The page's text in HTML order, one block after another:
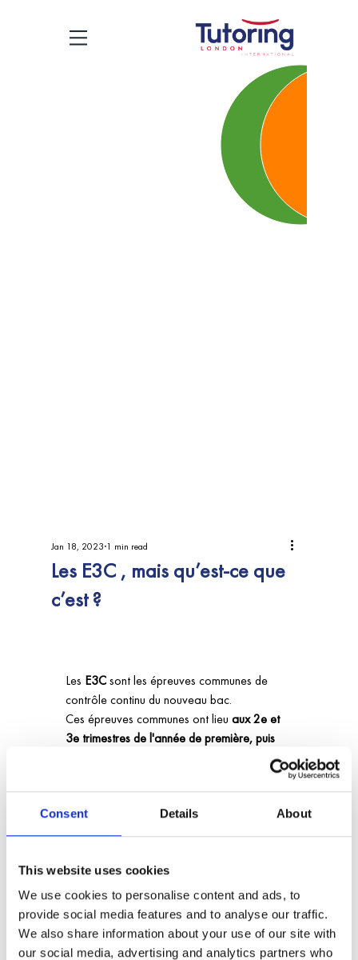
Consent Details About
This website uses cookies
We use cookies to personalise content and ads, to
provide social media features and to analyse our traffic.
We also share information about your use of our site with
our social media, advertising and analytics partners who
Les E3C , mais qu’est-ce que
c’est ?
Jan 18, 2023 1 min read
Les E3C sont les épreuves communes de
contrôle continu du nouveau bac.
Ces épreuves communes ont lieu aux 2e et
3e trimestres de l'année de première, puis
Ces épreuves comptent pour 30% de la
note finale de bac.
Pour garantir l'égalité entre les candidats et
nationale numérique de sujets"
place, les copies anonymes sont corrigées
par d'autres professeurs que ceux de l'élève.